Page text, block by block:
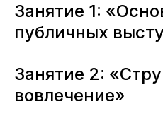
Занятие 1:
публичных
Занятие 2:
вовлечение»